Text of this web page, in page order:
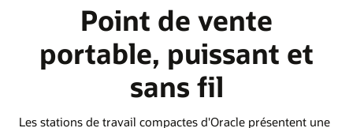
Point de vente
portable, puissant et
sans fil
Les stations de travail compactes d'Oracle présentent une